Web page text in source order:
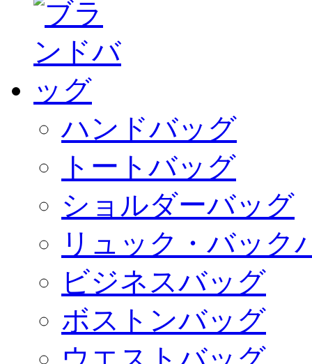
ハンドバッグ
トートバッグ
ショルダーバッグ
リュック・バック
ビジネスバッグ
ボストンバッグ